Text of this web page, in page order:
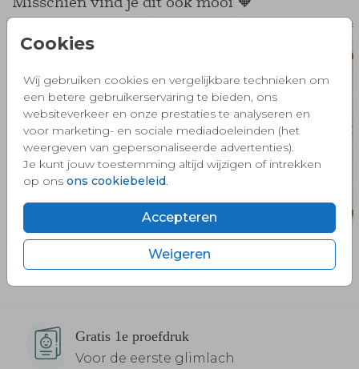
Cookies
Wij gebruiken cookies en vergelijkbare technieken om
een betere gebruikerservaring te bieden, ons
websiteverkeer en onze prestaties te analyseren en
voor marketing- en sociale mediadoeleinden (het
weergeven van gepersonaliseerde advertenties).
Je kunt jouw toestemming altijd wijzigen of intrekken
op ons ons cookiebeleid.
Accepteren
Weigeren
Gratis 1e proefdruk
Voor de eerste glimlach